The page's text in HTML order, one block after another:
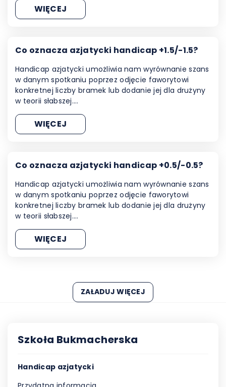
WIĘCEJ
Co oznacza azjatycki handicap +1.5/-1.5?
Handicap azjatycki umożliwia nam wyrównanie szans
w danym spotkaniu poprzez odjęcie faworytowi
konkretnej liczby bramek lub dodanie jej dla drużyny
w teorii słabszej.…
WIĘCEJ
Co oznacza azjatycki handicap +0.5/-0.5?
Handicap azjatycki umożliwia nam wyrównanie szans
w danym spotkaniu poprzez odjęcie faworytowi
konkretnej liczby bramek lub dodanie jej dla drużyny
w teorii słabszej.…
WIĘCEJ
ZAŁADUJ WIĘCEJ
Szkoła Bukmacherska
Handicap azjatycki